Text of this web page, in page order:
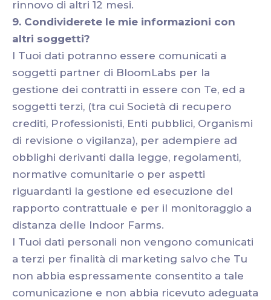
rinnovo di altri 12 mesi.
9. Condividerete le mie informazioni con
altri soggetti?
I Tuoi dati potranno essere comunicati a
soggetti partner di BloomLabs per la
gestione dei contratti in essere con Te, ed a
soggetti terzi, (tra cui Società di recupero
crediti, Professionisti, Enti pubblici, Organismi
di revisione o vigilanza), per adempiere ad
obblighi derivanti dalla legge, regolamenti,
normative comunitarie o per aspetti
riguardanti la gestione ed esecuzione del
rapporto contrattuale e per il monitoraggio a
distanza delle Indoor Farms.
I Tuoi dati personali non vengono comunicati
a terzi per finalità di marketing salvo che Tu
non abbia espressamente consentito a tale
comunicazione e non abbia ricevuto adeguata